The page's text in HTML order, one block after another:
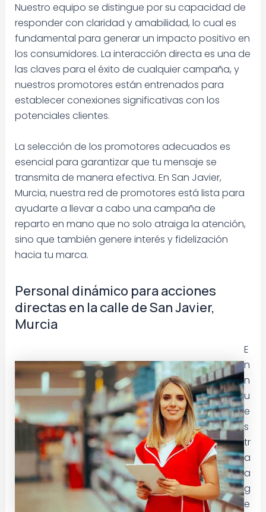
Nuestro equipo se distingue por su capacidad de
responder con claridad y amabilidad, lo cual es
fundamental para generar un impacto positivo en
los consumidores. La interacción directa es una de
las claves para el éxito de cualquier campaña, y
nuestros promotores están entrenados para
establecer conexiones significativas con los
potenciales clientes.
La selección de los promotores adecuados es
esencial para garantizar que tu mensaje se
transmita de manera efectiva. En San Javier,
Murcia, nuestra red de promotores está lista para
ayudarte a llevar a cabo una campaña de
reparto en mano que no solo atraiga la atención,
sino que también genere interés y fidelización
hacia tu marca.
Personal dinámico para acciones
directas en la calle de San Javier,
Murcia
E
n
n
u
e
s
tr
a
a
g
e